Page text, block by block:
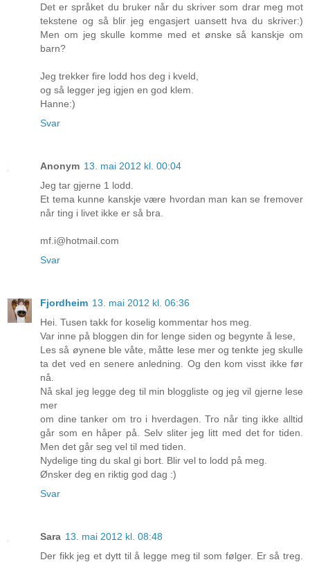
Det er språket du bruker når du skriver som drar meg mot
tekstene og så blir jeg engasjert uansett hva du skriver:)
Men om jeg skulle komme med et ønske så kanskje om
barn?
Jeg trekker fire lodd hos deg i kveld,
og så legger jeg igjen en god klem.
Hanne:)
Svar
Anonym 13. mai 2012 kl. 00:04
Jeg tar gjerne 1 lodd.
Et tema kunne kanskje være hvordan man kan se fremover
når ting i livet ikke er så bra.
mf.i@hotmail.com
Svar
Fjordheim 13. mai 2012 kl. 06:36
Hei. Tusen takk for koselig kommentar hos meg.
Var inne på bloggen din for lenge siden og begynte å lese,
Les så øynene ble våte, måtte lese mer og tenkte jeg skulle
ta det ved en senere anledning. Og den kom visst ikke før
nå.
Nå skal jeg legge deg til min bloggliste og jeg vil gjerne lese
mer
om dine tanker om tro i hverdagen. Tro når ting ikke alltid
går som en håper på. Selv sliter jeg litt med det for tiden.
Men det går seg vel til med tiden.
Nydelige ting du skal gi bort. Blir vel to lodd på meg.
Ønsker deg en riktig god dag :)
Svar
Sara 13. mai 2012 kl. 08:48
Der fikk jeg et dytt til å legge meg til som følger. Er så treg.